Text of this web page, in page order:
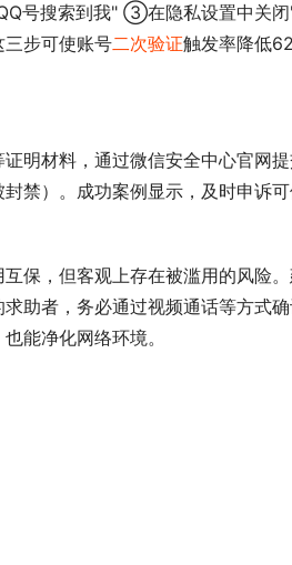
搜索到我" ③在隐私设置中关闭
步可使账号二次验证触发率降低
明材料，通过微信安全中心官网
禁）。成功案例显示，及时申诉
保，但客观上存在被滥用的风险
助者，务必通过视频通话等方式
能净化网络环境。